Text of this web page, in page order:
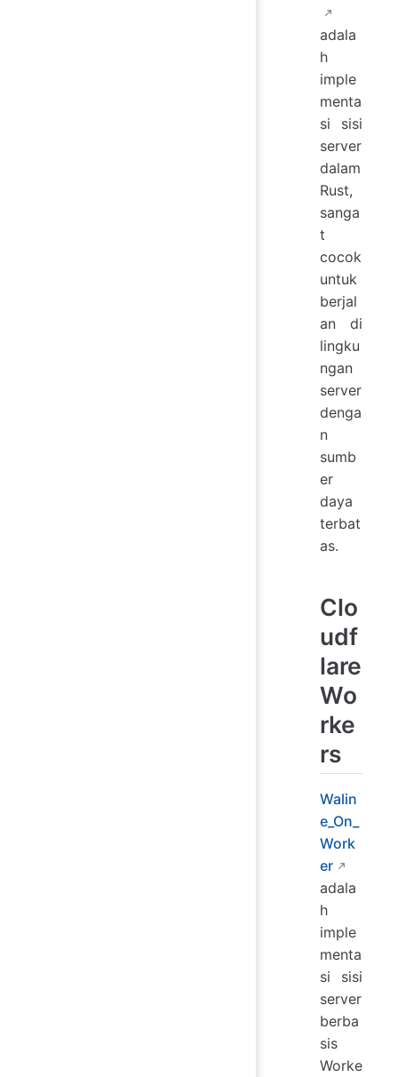
adala
h
imple
menta
si sisi
server
dalam
Rust,
sanga
t
cocok
untuk
berjal
an di
lingku
ngan
server
denga
n
sumb
er
daya
terbat
as.
Clo
udf
lare
Wo
rke
rs
Walin
e_On_
Work
er
adala
h
imple
menta
si sisi
server
berba
sis
Worke